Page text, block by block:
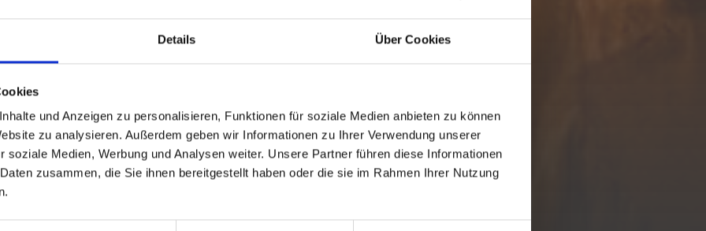
Details Über Cookies
und Anzeigen zu personalisieren, Funktionen für soziale Medien anbieten zu können
zu analysieren. Außerdem geben wir Informationen zu Ihrer Verwendung unserer
soziale Medien, Werbung und Analysen weiter. Unsere Partner führen diese Informationen
zusammen, die Sie ihnen bereitgestellt haben oder die sie im Rahmen Ihrer Nutzung